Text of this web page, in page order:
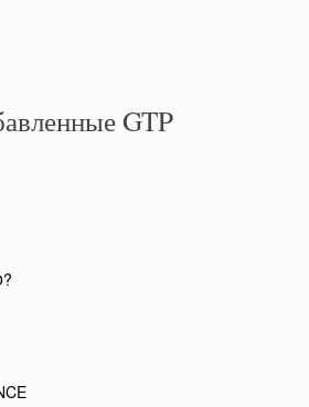
GTP